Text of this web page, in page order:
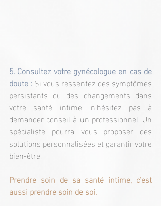
5. Consultez votre gynécologue en cas de
doute : Si vous ressentez des symptômes
persistants ou des changements dans
votre santé intime, n’hésitez pas à
demander conseil à un professionnel. Un
spécialiste pourra vous proposer des
solutions personnalisées et garantir votre
bien-être.
Prendre soin de sa santé intime, c’est
aussi prendre soin de soi.